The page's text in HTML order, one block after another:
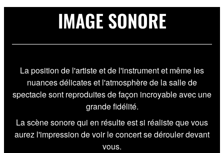
IMAGE SONORE
La position de l'artiste et de l'instrument et même les
nuances délicates et l'atmosphère de la salle de
spectacle sont reproduites de façon incroyable avec une
grande fidélité.
La scène sonore qui en résulte est si réaliste que vous
aurez l'impression de voir le concert se dérouler devant
vous.